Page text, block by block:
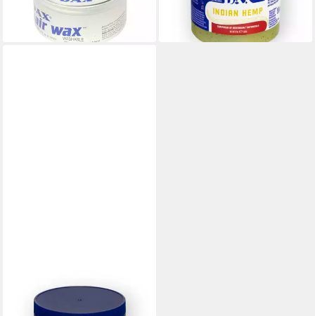
lieferbar - in 2-3 Werktagen bei dir
lieferbar - in 2-3 Werktagen bei dir
Haarwachs Dax 100% Pure
Lanolin 397g